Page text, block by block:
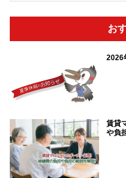
お
2026
賃貸
や負